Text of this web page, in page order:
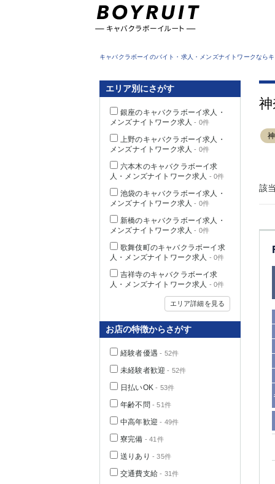
キャバクラボーイのバイト・求人・メンズナイトワークなら
該
エリア別にさがす
銀座のキャバクラボーイ求人・
メンズナイトワーク求人 - 0件
上野のキャバクラボーイ求人・
メンズナイトワーク求人 - 0件
六本木のキャバクラボーイ求
人・メンズナイトワーク求人 - 0件
池袋のキャバクラボーイ求人・
メンズナイトワーク求人 - 0件
新橋のキャバクラボーイ求人・
メンズナイトワーク求人 - 0件
歌舞伎町のキャバクラボーイ求
人・メンズナイトワーク求人 - 0件
吉祥寺のキャバクラボーイ求
人・メンズナイトワーク求人 - 0件
エリア詳細を見る
お店の特徴からさがす
経験者優遇 - 52件
未経験者歓迎 - 52件
日払いOK - 53件
年齢不問 - 51件
中高年歓迎 - 49件
寮完備 - 41件
送りあり - 35件
交通費支給 - 31件
東京都